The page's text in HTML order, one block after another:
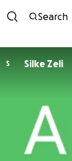
Search
S Silke Zeli